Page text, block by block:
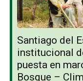
Santiago del
institucional
puesta en
Bosque –